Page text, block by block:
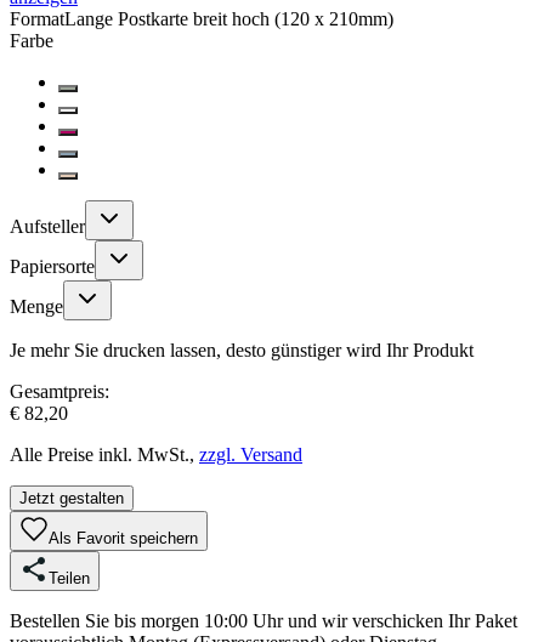
FormatLange Postkarte breit hoch (120 x 210mm)
Farbe
Aufsteller
Papiersorte
Menge
Je mehr Sie drucken lassen, desto günstiger wird Ihr Produkt
Gesamtpreis:
€ 82,20
Alle Preise inkl. MwSt., zzgl. Versand
Jetzt gestalten
Als Favorit speichern
Teilen
Bestellen Sie bis morgen 10:00 Uhr und wir verschicken Ihr Paket